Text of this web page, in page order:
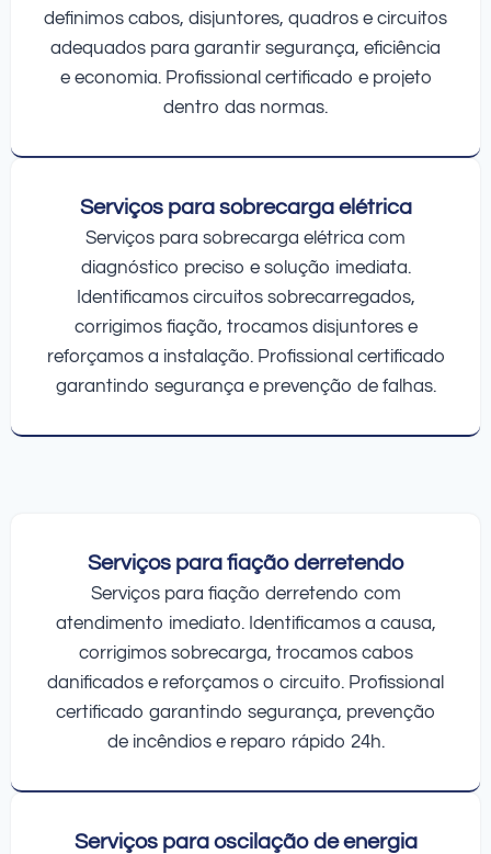
definimos cabos, disjuntores, quadros e circuitos
adequados para garantir segurança, eficiência
e economia. Profissional certificado e projeto
dentro das normas.
Serviços para sobrecarga elétrica
Serviços para sobrecarga elétrica com
diagnóstico preciso e solução imediata.
Identificamos circuitos sobrecarregados,
corrigimos fiação, trocamos disjuntores e
reforçamos a instalação. Profissional certificado
garantindo segurança e prevenção de falhas.
Serviços para fiação derretendo
Serviços para fiação derretendo com
atendimento imediato. Identificamos a causa,
corrigimos sobrecarga, trocamos cabos
danificados e reforçamos o circuito. Profissional
certificado garantindo segurança, prevenção
de incêndios e reparo rápido 24h.
Serviços para oscilação de energia